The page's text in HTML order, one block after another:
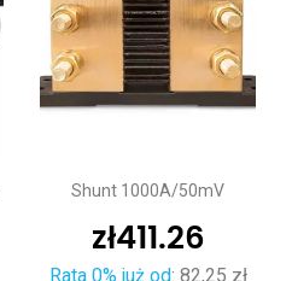
Shunt 1000A/50mV
zł411.26
Rata 0% już od: 82,25 zł